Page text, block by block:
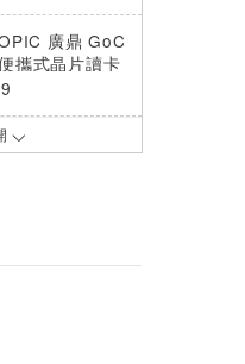
廣鼎 GoC
攜式晶片讀卡
52
305P K-Type
485線-FTDI 1.